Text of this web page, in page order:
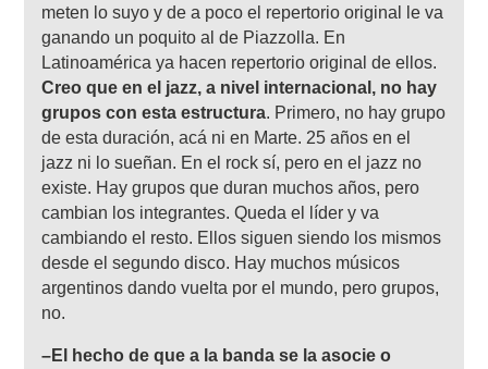
meten lo suyo y de a poco el repertorio original le va
ganando un poquito al de Piazzolla. En
Latinoamérica ya hacen repertorio original de ellos.
Creo que en el jazz, a nivel internacional, no hay
grupos con esta estructura. Primero, no hay grupo
de esta duración, acá ni en Marte. 25 años en el
jazz ni lo sueñan. En el rock sí, pero en el jazz no
existe. Hay grupos que duran muchos años, pero
cambian los integrantes. Queda el líder y va
cambiando el resto. Ellos siguen siendo los mismos
desde el segundo disco. Hay muchos músicos
argentinos dando vuelta por el mundo, pero grupos,
no.
–El hecho de que a la banda se la asocie o